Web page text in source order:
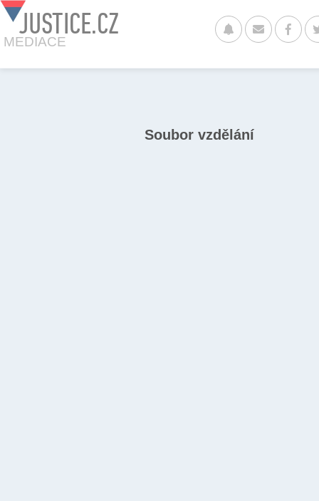
JUSTICE.CZ
MEDIACE
Soubor vzdělání